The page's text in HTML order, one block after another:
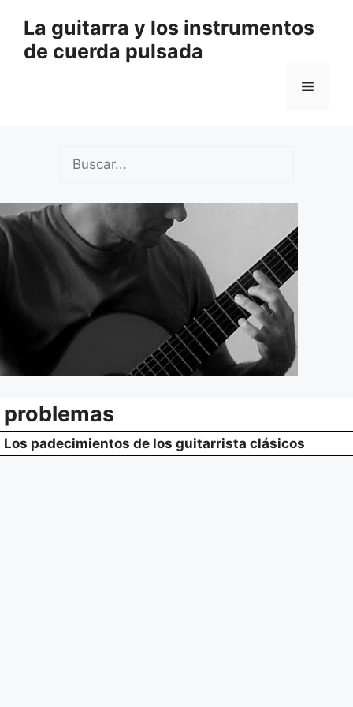
contenido
La guitarra y los instrumentos
de cuerda pulsada
Menú
problemas
Los padecimientos de los guitarrista clásicos